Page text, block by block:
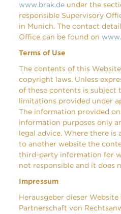
www.brak.de under the
responsible Supervisory
in Munich. The contact
Office can be found on
Terms of Use
The contents of this
copyright laws. Unless
of these contents is subject
limitations provided under
The information provided
information purposes only
legal advice. Where there is
to another website the
third-party information for
not responsible and it does
Impressum
Herausgeber dieser
Partnerschaft von